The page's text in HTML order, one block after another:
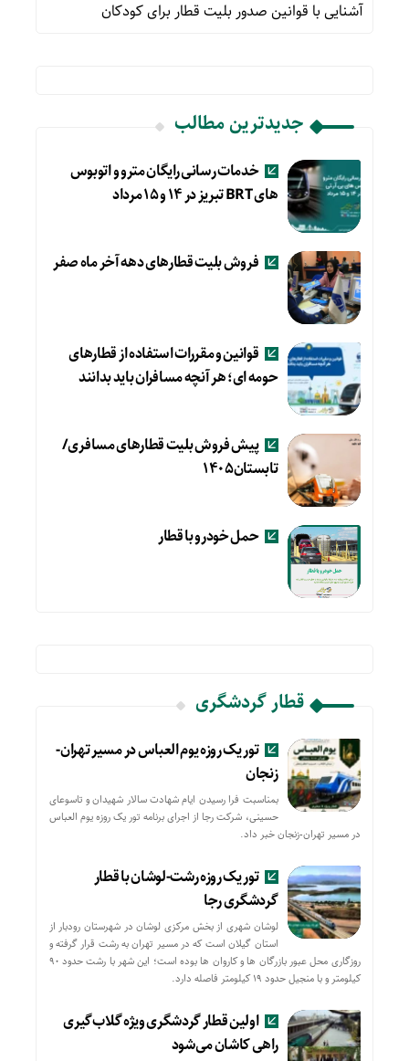
آشنایی با قوانین صدور بلیت قطار برای کودکان
جدیدترین مطالب
خدمات رسانی رایگان مترو و اتوبوس
های BRT تبریز در ۱۴ و ۱۵ مرداد
فروش بلیت قطارهای دهه آخر ماه صفر
قوانین و مقررات استفاده از قطارهای
حومه ای؛ هر آنچه مسافران باید بدانند
پیش فروش بلیت قطارهای مسافری/
تابستان۱۴۰۵
حمل خودرو با قطار
قطار گردشگری
تور یک روزه یوم العباس در مسیر تهران-
زنجان
بمناسبت فرا رسیدن ایام شهادت سالار شهیدان و تاسوعای
حسینی، شرکت رجا از اجرای برنامه تور یک روزه یوم العباس
در مسیر تهران-زنجان خبر داد.
تور یک روزه رشت-لوشان با قطار
گردشگری رجا
لوشان شهری از بخش مرکزی لوشان در شهرستان رودبار از
استان گیلان است که در مسیر تهران به رشت قرار گرفته و
روزگاری محل عبور بازرگان ها و کاروان ها بوده است؛ این شهر با رشت حدود ۹۰
کیلومتر و با منجیل حدود ۱۹ کیلومتر فاصله دارد.
اولین قطار گردشگری ویژه گلاب‌گیری
راهی کاشان می‌شود